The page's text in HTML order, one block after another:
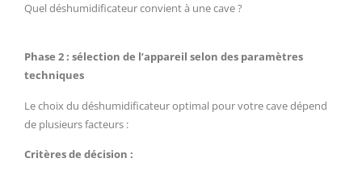
Quel déshumidificateur convient à une cave ?
Phase 2 : sélection de l’appareil selon des paramètres
techniques
Le choix du déshumidificateur optimal pour votre cave dépend
de plusieurs facteurs :
Critères de décision :